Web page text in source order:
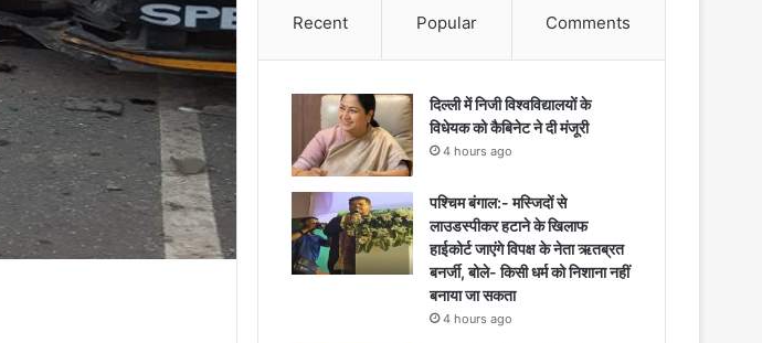
Recent Popular Comments
दिल्ली में निजी विश्वविद्यालयों के
विधेयक को कैबिनेट ने दी मंजूरी
4 hours ago
पश्चिम बंगाल:- मस्जिदों से
लाउडस्पीकर हटाने के खिलाफ
हाईकोर्ट जाएंगे विपक्ष के नेता ऋतब्रत
बनर्जी, बोले- किसी धर्म को निशाना नहीं
बनाया जा सकता
4 hours ago